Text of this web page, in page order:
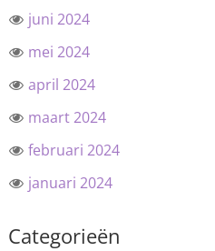
juni 2024
mei 2024
april 2024
maart 2024
februari 2024
januari 2024
Categorieën